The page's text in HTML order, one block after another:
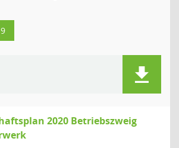
2020 Betriebszweig